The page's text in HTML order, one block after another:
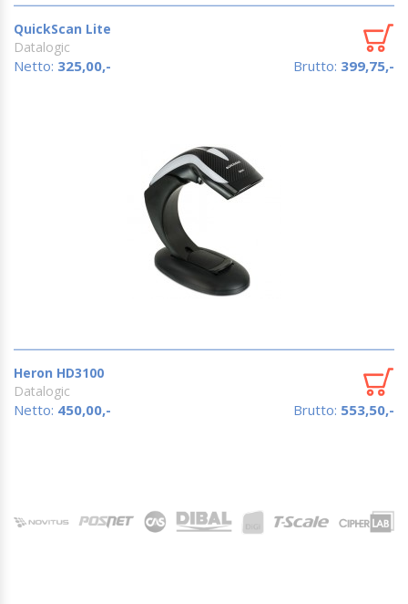
QuickScan Lite
Datalogic
Netto: 325,00,- Brutto: 399,75,-
Heron HD3100
Datalogic
Netto: 450,00,- Brutto: 553,50,-